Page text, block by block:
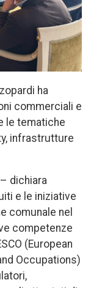
ha
commerciali e
le tematiche
infrastrutture
dichiara
e le iniziative
comunale nel
competenze
(European
Occupations)